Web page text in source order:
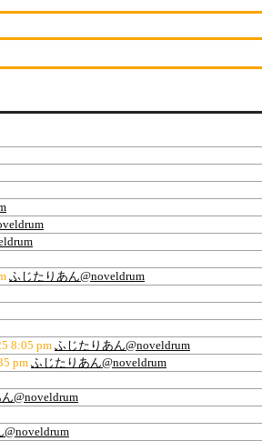
ふじたりあん@noveldrum
8:05 pm ふじたりあん@noveldrum
pm ふじたりあん@noveldrum
@noveldrum